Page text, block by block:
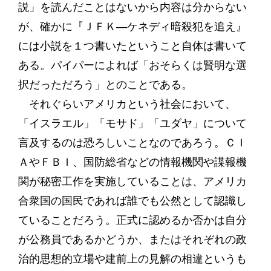
説」を読んだことはないから内容は分からない
が、確かに『ＪＦＫ―ケネディ暗殺犯を追え』
には小説を１つ書いたということ自体は書いて
ある。パイパーによれば「おそらくは賢明な選
択だっただろう」とのことである。
それぐらいアメリカという社会において、
「イスラエル」「モサド」「ユダヤ」について
言及するのは恐ろしいことなのであろう。ＣＩ
ＡやＦＢＩ、国防総省などの情報機関や諜報機
関が秘密工作を実施していることは、アメリカ
合衆国の国民であれば誰でも公然として認識し
ていることだろう。正式に認めるか否かは自分
が公務員であるかどうか、またはそれぞれの政
治的思想的立場や建前上の見解の相違というも